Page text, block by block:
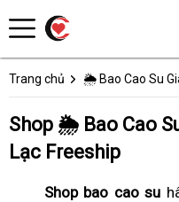
Trang chủ 🌦️ Bao Cao Su
Shop 🌦️ Bao Cao
Lạc Freeship
Shop bao cao su